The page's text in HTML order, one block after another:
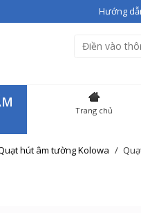
Hướng
Trang chủ
hút âm tường Kolowa
sản phẩm trong
SẢN PHẨM
Giầy cao